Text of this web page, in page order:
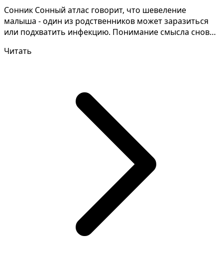
Сонник Сонный атлас говорит, что шевеление
малыша - один из родственников может заразиться
или подхватить инфекцию. Понимание смысла снов
Читать